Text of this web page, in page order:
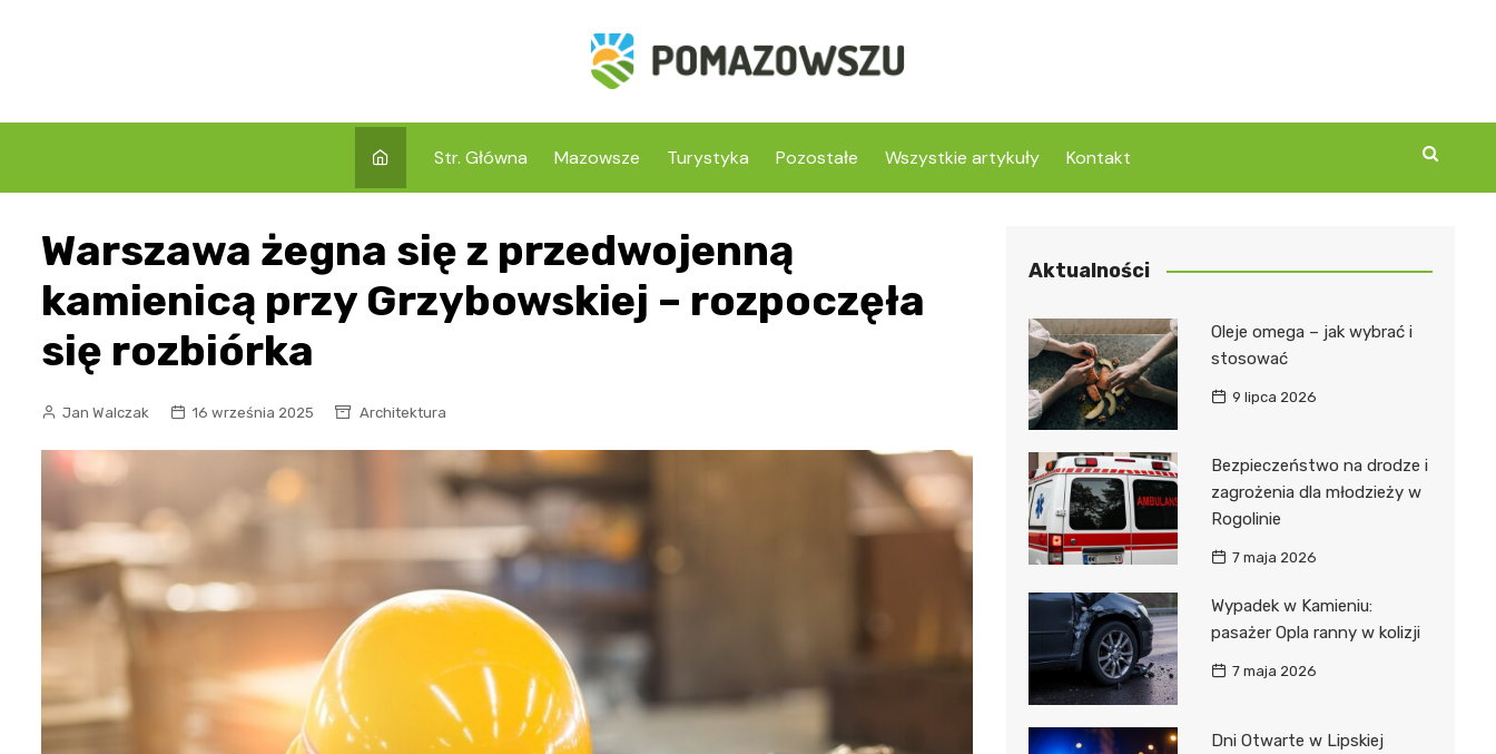
Str. Główna Mazowsze Turystyka Pozostałe Wszystkie artykuły Kontakt
Warszawa żegna się z przedwojenną
kamienicą przy Grzybowskiej – rozpoczęła
się rozbiórka
Jan Walczak 16 września 2025 Architektura
Aktualności
Oleje omega – jak wybrać i
stosować
9 lipca 2026
Bezpieczeństwo na drodze i
zagrożenia dla młodzieży w
Rogolinie
7 maja 2026
Wypadek w Kamieniu:
pasażer Opla ranny w kolizji
7 maja 2026
Dni Otwarte w Lipskiej